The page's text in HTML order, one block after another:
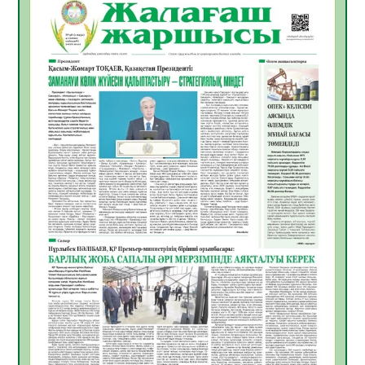
ҚЫЗЫЛОРДАДА «САНАЛЫ ҰРПАҚ –
ЖАРҚЫН БОЛАШАҚ» АТТЫ КЕҢЕЙТІЛГЕН
МӘЖІЛІС ӨТТІ
05.08.2026
28
Қазақстан Орталық Азиядағы көшуге ең
қолайлы ел атанды
05.08.2026
30
Өрт қауіпсіздігі талаптарын сақтау – әр
азаматтың міндеті
05.08.2026
30
Руслан Рүстемұлы облыс әкімінің
кеңесшісі болып тағайындалды
05.08.2026
26
Цифрландыру саласын дамыту аясында
салынатын жаңа орталықтың жобасы
талқыланды